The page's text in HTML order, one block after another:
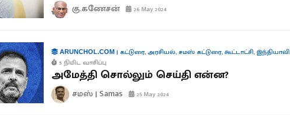
கு.கணேசன் 26 May 2024
ARUNCHOL.COM| கட்டுரை,அரசியல், சமஸ் கட்டுரை,கூட்டாட்சி, இந்தியாவின் குரல்கள்
5 நிமிட வாசிப்பு
அமேத்தி சொல்லும் செய்தி என்ன?
சமஸ் | Samas 25 May 2024